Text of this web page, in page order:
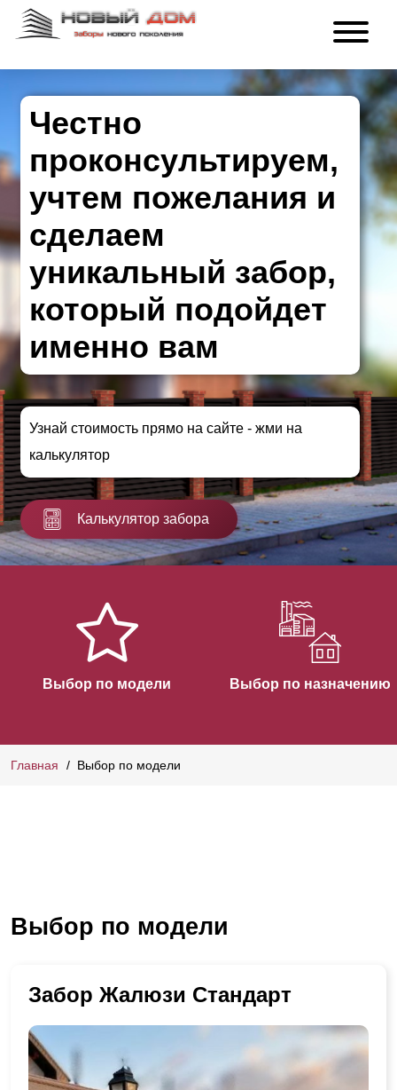
Честно
проконсультируем,
учтем пожелания и
сделаем
уникальный забор,
который подойдет
именно вам
Узнай стоимость прямо на сайте - жми на
калькулятор
Калькулятор забора
Выбор по модели Выбор по назначению
Главная Выбор по модели
Выбор по модели
Забор Жалюзи Стандарт